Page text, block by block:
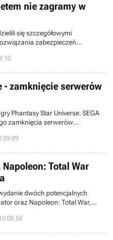
nie zagramy w
się szczegółowymi
zabezpieczeń
na rynek zostało
jeszcze w połowie
- zamknięcie serwerów
Phantasy Star Universe. SEGA
zamknięcia serwerów
2
09:09
Total War
dwóch potencjalnych
oraz Napoleon: Total War,
Valve, która jest także świetnym
tytuły będą bowiem wymagały
08:58